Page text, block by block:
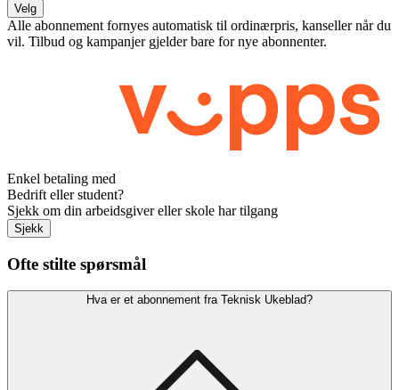
Velg
Alle abonnement fornyes automatisk til ordinærpris, kanseller når du
vil. Tilbud og kampanjer gjelder bare for nye abonnenter.
Enkel betaling med
Bedrift eller student?
Sjekk om din arbeidsgiver eller skole har tilgang
Sjekk
Ofte stilte spørsmål
Hva er et abonnement fra Teknisk Ukeblad?